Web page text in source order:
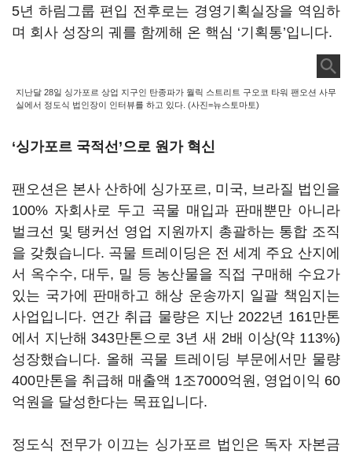
5년 하림그룹 편입 전후로는 경영기획실장을 역임하
며 회사 성장의 궤를 함께해 온 핵심 ‘기획통’입니다.
지난달 28일 싱가포르 상업 지구인 탄종파가 월릭 스트리트 구오코 타워 팬오션 사무
실에서 정도식 법인장이 인터뷰를 하고 있다. (사진=뉴스토마토)
‘싱가포르 국적선’으로 원가 혁신
팬오션은 본사 산하에 싱가포르, 미국, 브라질 법인을
100% 자회사로 두고 곡물 매입과 판매뿐만 아니라
벌크선 및 탱커선 영업 지원까지 총괄하는 통합 조직
을 갖췄습니다. 곡물 트레이딩은 전 세계 주요 산지에
서 옥수수, 대두, 밀 등 농산물을 직접 구매해 수요가
있는 국가에 판매하고 해상 운송까지 일괄 책임지는
사업입니다. 연간 취급 물량은 지난 2022년 161만톤
에서 지난해 343만톤으로 3년 새 2배 이상(약 113%)
성장했습니다. 올해 곡물 트레이딩 부문에서만 물량
400만톤을 취급해 매출액 1조7000억원, 영업이익 60
억원을 달성한다는 목표입니다.
정도식 전무가 이끄는 싱가포르 법인은 독자 자본금